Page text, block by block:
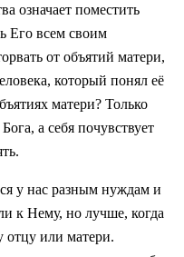
означает поместить
Его всем своим
от объятий матери,
который понял её
матери? Только
а себя почувствует
у нас разным нуждам и
к Нему, но лучше, когда
отцу или матери.